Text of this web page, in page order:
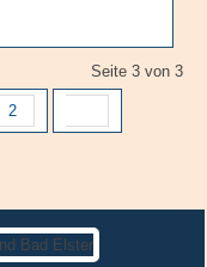
Seite 3 von 3
2